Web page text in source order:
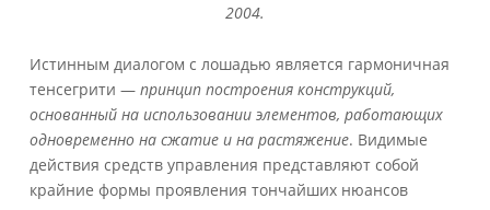
2004.
Истинным диалогом с лошадью является гармоничная
тенсегрити —принцип построения конструкций,
основанный на использовании элементов, работающих
одновременно на сжатие и на растяжение. Видимые
действия средств управления представляют собой
крайние формы проявления тончайших нюансов